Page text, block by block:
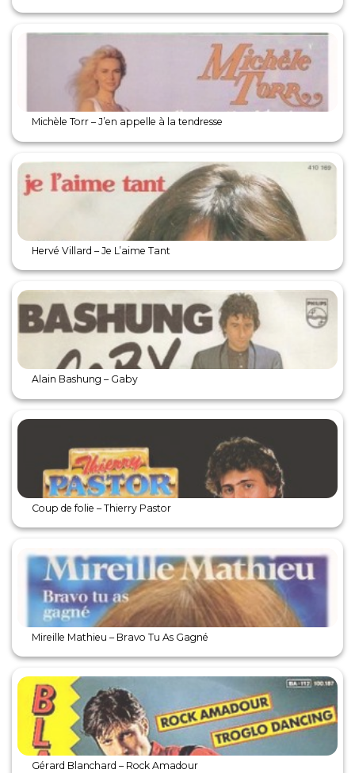
Michèle Torr – J’en appelle à la tendresse
Hervé Villard – Je L’aime Tant
Alain Bashung – Gaby
Coup de folie – Thierry Pastor
Mireille Mathieu – Bravo Tu As Gagné
Gérard Blanchard – Rock Amadour